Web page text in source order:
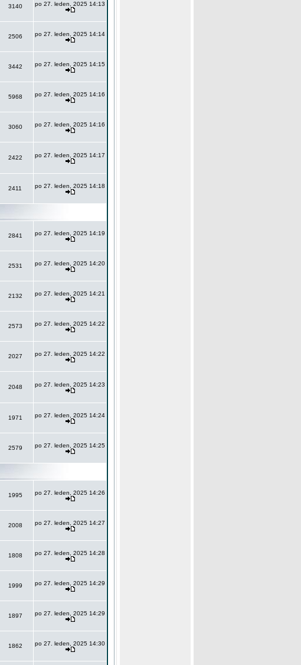
3140 po 27. leden, 2025 14:13
2506 po 27. leden, 2025 14:14
3442 po 27. leden, 2025 14:15
5968 po 27. leden, 2025 14:16
3060 po 27. leden, 2025 14:16
2422 po 27. leden, 2025 14:17
2411 po 27. leden, 2025 14:18
2841 po 27. leden, 2025 14:19
2531 po 27. leden, 2025 14:20
2132 po 27. leden, 2025 14:21
2573 po 27. leden, 2025 14:22
2027 po 27. leden, 2025 14:22
2048 po 27. leden, 2025 14:23
1971 po 27. leden, 2025 14:24
2579 po 27. leden, 2025 14:25
1995 po 27. leden, 2025 14:26
2008 po 27. leden, 2025 14:27
1808 po 27. leden, 2025 14:28
1999 po 27. leden, 2025 14:29
1897 po 27. leden, 2025 14:29
1862 po 27. leden, 2025 14:30